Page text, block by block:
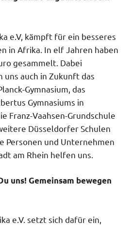
e.V, kämpft für ein besseres
in Afrika. In elf Jahren haben
gesammelt. Dabei
uns auch in Zukunft das
Gymnasium, das
Gymnasiums in
Franz-Vaahsen-Grundschule
Düsseldorfer Schulen
Personen und Unternehmen
am Rhein helfen uns.
uns! Gemeinsam bewegen
e.V. setzt sich dafür ein,